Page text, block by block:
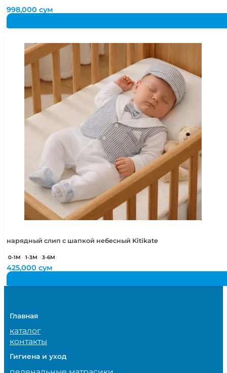
998,000сум
нарядный слип с шапкой небесный Kitikate
0-1М 1-3М 3-6М
425,000сум
Главная
каталог
контакты
Гигиена и уход